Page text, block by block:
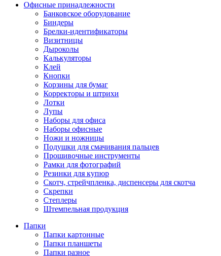
Офисные принадлежности
Банковское оборудование
Биндеры
Брелки-идентификаторы
Визитницы
Дыроколы
Калькуляторы
Клей
Кнопки
Корзины для бумаг
Корректоры и штрихи
Лотки
Лупы
Наборы для офиса
Наборы офисные
Ножи и ножницы
Подушки для смачивания пальцев
Прошивочные инструменты
Рамки для фотографий
Резинки для купюр
Скотч, стрейчпленка, диспенсеры для скотча
Скрепки
Степлеры
Штемпельная продукция
Папки
Папки картонные
Папки планшеты
Папки разное